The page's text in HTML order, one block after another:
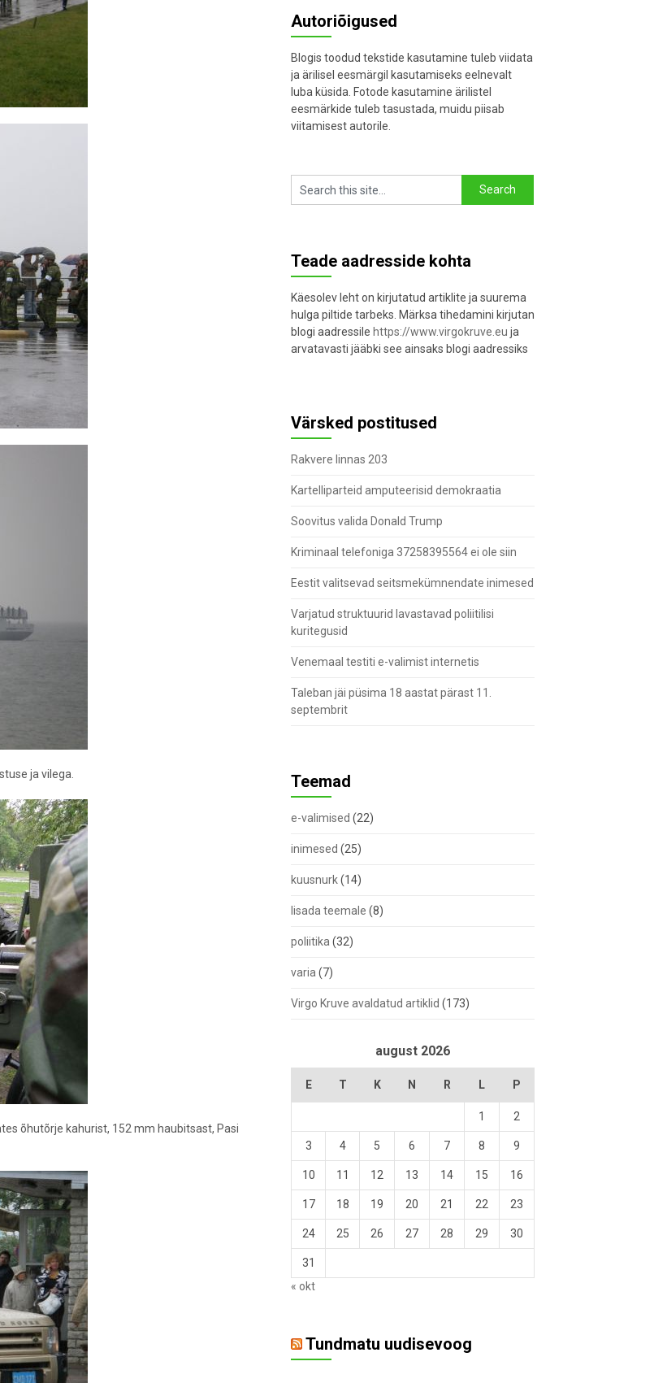
ja vilega.
õhutõrje kahurist, 152 mm haubitsast, Pasi
Autoriõigused
Blogis toodud tekstide kasutamine tuleb viidata
ja ärilisel eesmärgil kasutamiseks eelnevalt
luba küsida. Fotode kasutamine ärilistel
eesmärkide tuleb tasustada, muidu piisab
viitamisest autorile.
Teade aadresside kohta
Käesolev leht on kirjutatud artiklite ja suurema
hulga piltide tarbeks. Märksa tihedamini kirjutan
blogi aadressile https://www.virgokruve.eu ja
arvatavasti jääbki see ainsaks blogi aadressiks
Värsked postitused
Rakvere linnas 203
Kartelliparteid amputeerisid demokraatia
Soovitus valida Donald Trump
Kriminaal telefoniga 37258395564 ei ole siin
Eestit valitsevad seitsmekümnendate inimesed
Varjatud struktuurid lavastavad poliitilisi
kuritegusid
Venemaal testiti e-valimist internetis
Taleban jäi püsima 18 aastat pärast 11.
septembrit
Teemad
e-valimised (22)
inimesed (25)
kuusnurk(14)
lisada teemale (8)
poliitika (32)
varia (7)
Virgo Kruve avaldatud artiklid (173)
august 2026
E T K N R L P
1 2
3 4 5 6 7 8 9
10 11 12 13 14 15 16
17 18 19 20 21 22 23
24 25 26 27 28 29 30
31
« okt
Tundmatu uudisevoog